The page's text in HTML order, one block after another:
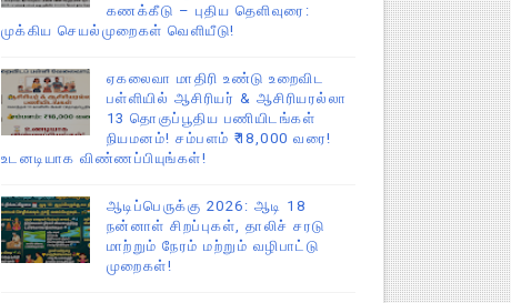
கணக்கீடு – புதிய தெளிவுரை:
முக்கிய செயல்முறைகள் வெளியீடு!
ஏகலைவா மாதிரி உண்டு உறைவிட
பள்ளியில் ஆசிரியர் & ஆசிரியரல்லா
13 தொகுப்பூதிய பணியிடங்கள்
நியமனம்! சம்பளம் ₹18,000 வரை!
உடனடியாக விண்ணப்பியுங்கள்!
ஆடிப்பெருக்கு 2026: ஆடி 18
நன்னாள் சிறப்புகள், தாலிச் சரடு
மாற்றும் நேரம் மற்றும் வழிபாட்டு
முறைகள்!